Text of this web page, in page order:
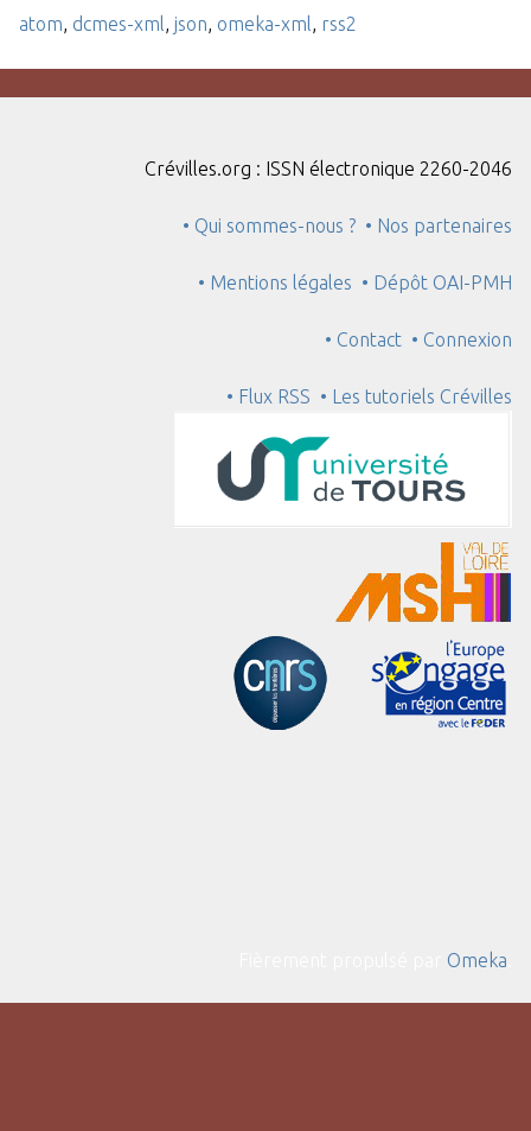
atom, dcmes-xml, json, omeka-xml, rss2
Crévilles.org : ISSN électronique 2260-2046
• Qui sommes-nous ? • Nos partenaires
• Mentions légales • Dépôt OAI-PMH
• Contact • Connexion
• Flux RSS • Les tutoriels Crévilles
Omeka